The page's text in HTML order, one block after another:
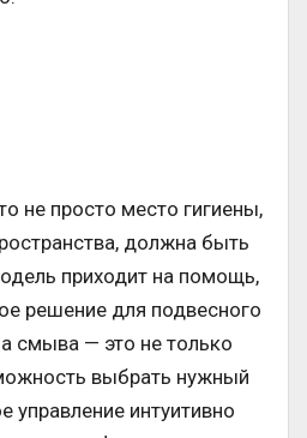
не просто место гигиены,
должна быть
приходит на помощь,
решение для подвесного
смыва — это не только
выбрать нужный
управление интуитивно